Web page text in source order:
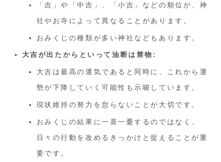
「吉」や「中吉」、「小吉」などの順位が、神
社やお寺によって異なることがあります。
おみくじの種類が多い神社などもあります。
大吉が出たからといって油断は禁物:
大吉は最高の運気であると同時に、これから運
勢が下降していく可能性も示唆しています。
現状維持の努力を怠らないことが大切です。
おみくじの結果に一喜一憂するのではなく、
日々の行動を改めるきっかけと捉えることが重
要です。